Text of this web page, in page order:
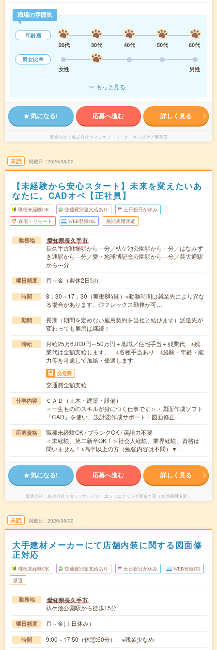
職場の雰囲気
年齢層
20代
30代 40代 50代
60代
男女比率
女性
男性
もっと見る
気になる! 応募へ進む 詳しく見る
派遣会社 株式会社ウィルオブ・ワーク キッズケア事業部
未読 掲載日 2026/08/02
【未経験から安心スタート】未来を変えたいあ
なたに。CADオペ【正社員】
職種未経験OK 交通費別途支給あり 土日祝日が休み
在宅・リモート WEB登録OK 無期雇用派遣
勤務地 愛知県長久手市
長久手古戦場駅から---分／杁ケ池公園駅から---分／はなみず
き通駅から---分／愛・地球博記念公園駅から---分／芸大通駅
から---分
曜日頻度 月～金（週休2日制）
時間
8：30～17：30（実働8時間）※勤務時間は就業先により異な
る場合があります。◎フレックス勤務が可…
期間
長期（期間を定めない雇用契約を当社と結びます）派遣先が
変わっても雇用は継続！
時給
月給25万6,000円～50万円＋地域／住宅手当＋残業代 ※残
業代は全額支給します。 ※各種手当あり ※経験・年齢・能
力等を考慮して加給・優遇します。
交通費
交通費全額支給
仕事内容
ＣＡＤ（土木・建築・設備）
＜一生もののスキルが身につく仕事です＞・図面作成ソフト
「CAD」を使い、設計図作成サポート・図面修正…
応募資格
職種未経験OK / ブランクOK / 英語力不要
＜未経験、第二新卒OK！＞社会人経験、業界経験、資格は
問いません！※高卒以上の方（勉強内容は不問）▼…
気になる! 応募へ進む 詳しく見る
派遣会社 株式会社スタッフサービス エンジニアリング事業本部（無期雇用派遣）
未読 掲載日 2026/08/02
大手建材メーカーにて店舗内装に関する図面修
正対応
職種未経験OK 交通費別途支給あり 土日祝日が休み WEB登録OK
派遣
勤務地 愛知県長久手市
杁ケ池公園駅から徒歩15分
曜日頻度 月～金(土日休み）
時間 9:00～17:50（休憩:60分） ※残業少なめ